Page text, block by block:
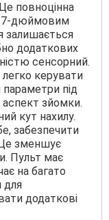
повноцінна
7-дюймовим
залишається
додаткових
сенсорний.
керувати
під
зйомки.
кут нахилу.
забезпечити
зменшує
Пульт має
на багато
для
додаткові